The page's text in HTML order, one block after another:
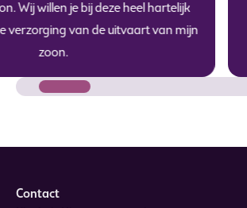
hem vooral vreselijk missen.
Contact